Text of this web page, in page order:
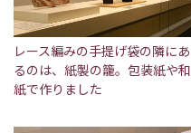
レース編みの手提げ袋の隣にあ
るのは、紙製の籠。包装紙や和
紙で作りました